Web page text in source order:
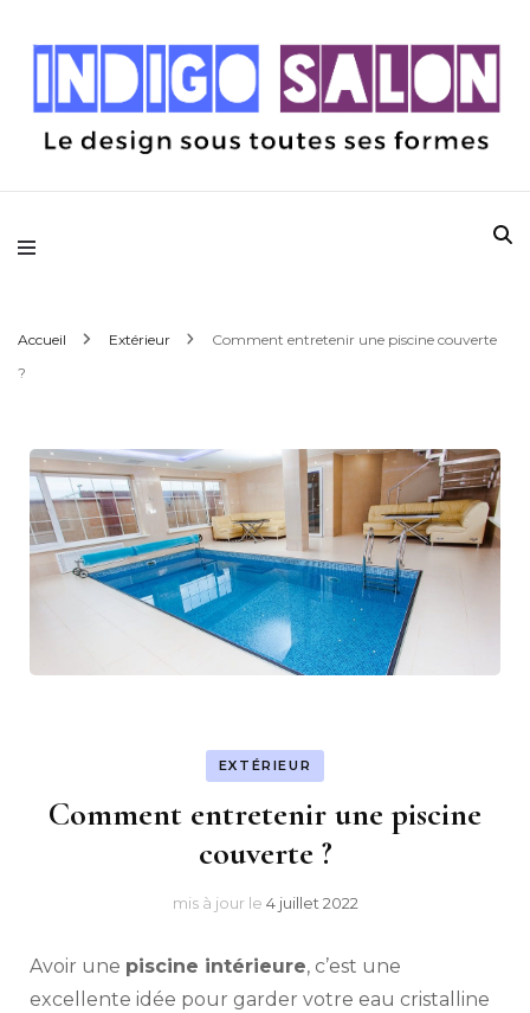
Indigo Salon
Accueil Extérieur
Comment entretenir une piscine couverte
?
EXTÉRIEUR
Comment entretenir une piscine
couverte ?
mis à jour le 4 juillet 2022
Avoir une piscine intérieure, c’est une
excellente idée pour garder votre eau cristalline